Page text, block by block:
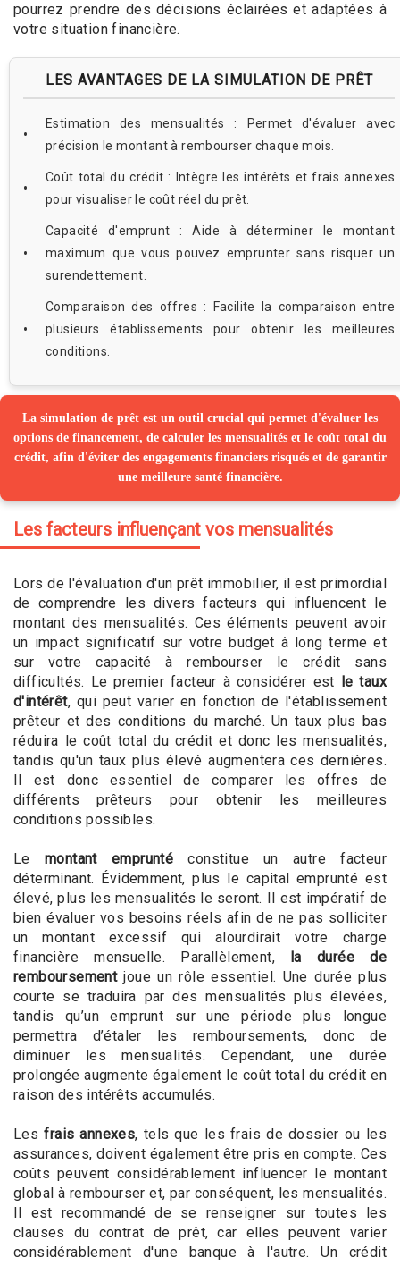
pourrez prendre des décisions éclairées et adaptées à
votre situation financière.
LES AVANTAGES DE LA SIMULATION DE PRÊT
Estimation des mensualités : Permet d'évaluer avec
précision le montant à rembourser chaque mois.
Coût total du crédit : Intègre les intérêts et frais annexes
pour visualiser le coût réel du prêt.
Capacité d'emprunt : Aide à déterminer le montant
maximum que vous pouvez emprunter sans risquer un
surendettement.
Comparaison des offres : Facilite la comparaison entre
plusieurs établissements pour obtenir les meilleures
conditions.
La simulation de prêt est un outil crucial qui permet d'évaluer les
options de financement, de calculer les mensualités et le coût total du
crédit, afin d'éviter des engagements financiers risqués et de garantir
une meilleure santé financière.
Les facteurs influençant vos mensualités
Lors de l'évaluation d'un prêt immobilier, il est primordial
de comprendre les divers facteurs qui influencent le
montant des mensualités. Ces éléments peuvent avoir
un impact significatif sur votre budget à long terme et
sur votre capacité à rembourser le crédit sans
difficultés. Le premier facteur à considérer est le taux
d'intérêt, qui peut varier en fonction de l'établissement
prêteur et des conditions du marché. Un taux plus bas
réduira le coût total du crédit et donc les mensualités,
tandis qu'un taux plus élevé augmentera ces dernières.
Il est donc essentiel de comparer les offres de
différents prêteurs pour obtenir les meilleures
conditions possibles.
Le montant emprunté constitue un autre facteur
déterminant. Évidemment, plus le capital emprunté est
élevé, plus les mensualités le seront. Il est impératif de
bien évaluer vos besoins réels afin de ne pas solliciter
un montant excessif qui alourdirait votre charge
financière mensuelle. Parallèlement,
la durée de
remboursementjoue un rôle essentiel. Une durée plus
courte se traduira par des mensualités plus élevées,
tandis qu’un emprunt sur une période plus longue
permettra d’étaler les remboursements, donc de
diminuer les mensualités. Cependant, une durée
prolongée augmente également le coût total du crédit en
raison des intérêts accumulés.
Lesfrais annexes, tels que les frais de dossier ou les
assurances, doivent également être pris en compte. Ces
coûts peuvent considérablement influencer le montant
global à rembourser et, par conséquent, les mensualités.
Il est recommandé de se renseigner sur toutes les
clauses du contrat de prêt, car elles peuvent varier
considérablement d'une banque à l'autre. Un crédit